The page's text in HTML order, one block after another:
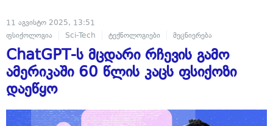
11 აგვისტო 2025, 13:51
ფსიქოლოგია
Sci-Tech ტექნოლოგიები მეცნიერება
ChatGPT-ს მცდარი რჩევის გამო
ამერიკაში 60 წლის კაცს ფსიქოზი
დაეწყო